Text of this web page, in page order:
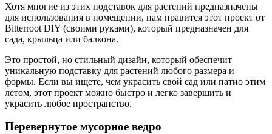
Хотя многие из этих подставок для растений предназначены
для использования в помещении, нам нравится этот проект от
Bitterroot DIY (своими руками), который предназначен для
сада, крыльца или балкона.
Это простой, но стильный дизайн, который обеспечит
уникальную подставку для растений любого размера и
формы. Если вы ищете, чем украсить свой сад или патио этим
летом, этот проект можно быстро и легко завершить и
украсить любое пространство.
Перевернутое мусорное ведро